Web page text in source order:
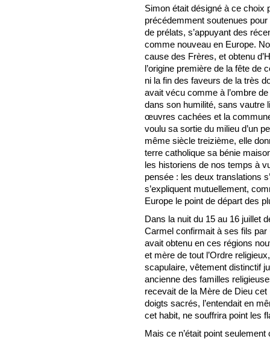
Simon était désigné à ce choix
précédemment soutenues
de prélats, s’appuyant des
comme nouveau en Europe.
cause des Frères, et obtenu
l’origine première de la fête de
ni la fin des faveurs de la très
avait vécu comme à l’ombre
dans son humilité, sans vautre
œuvres cachées et la
voulu sa sortie du milieu d’un
même siècle treizième, elle
terre catholique sa bénie
les historiens de nos temps à
pensée : les deux translations
s’expliquent mutuellement,
Europe le point de départ des
Dans la nuit du 15 au 16 juillet
Carmel confirmait à ses fils par
avait obtenu en ces régions
et mère de tout l’Ordre
scapulaire, vêtement distinctif
ancienne des familles
recevait de la Mère de Dieu
doigts sacrés, l’entendait en
cet habit, ne souffrira point les
Mais ce n’était point